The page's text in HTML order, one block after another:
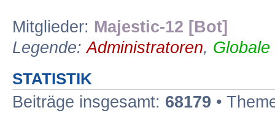
Mitglieder: Majestic-12 [Bot]
Legende:Administratoren,
STATISTIK
Beiträge insgesamt: 68179 •